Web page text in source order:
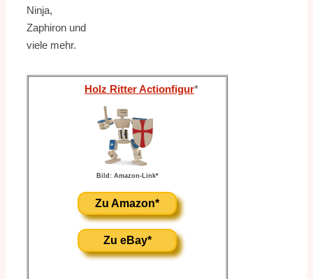
Ninja,
Zaphiron und
viele mehr.
Holz Ritter Actionfigur*
Bild: Amazon-Link*
Zu Amazon*
Zu eBay*